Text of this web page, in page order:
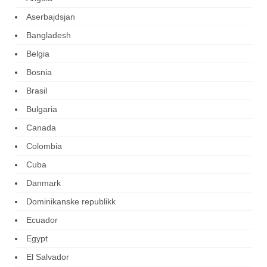
Aserbajdsjan
Bangladesh
Belgia
Bosnia
Brasil
Bulgaria
Canada
Colombia
Cuba
Danmark
Dominikanske republikk
Ecuador
Egypt
El Salvador